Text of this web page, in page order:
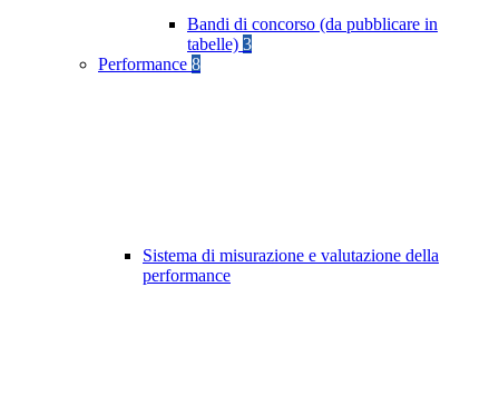
Bandi di concorso (da pubblicare in
tabelle) 3
Performance 8
Sistema di misurazione e valutazione della
performance